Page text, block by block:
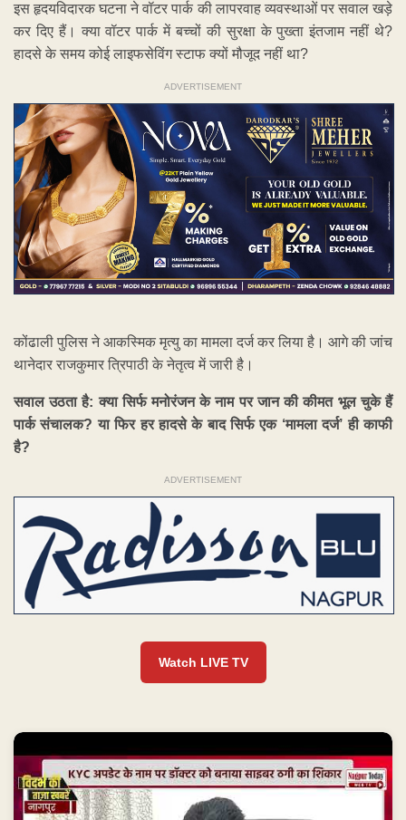
इस हृदयविदारक घटना ने वॉटर पार्क की लापरवाह व्यवस्थाओं पर सवाल खड़े
कर दिए हैं। क्या वॉटर पार्क में बच्चों की सुरक्षा के पुख्ता इंतजाम नहीं थे?
हादसे के समय कोई लाइफसेविंग स्टाफ क्यों मौजूद नहीं था?
ADVERTISEMENT
कोंढाली पुलिस ने आकस्मिक मृत्यु का मामला दर्ज कर लिया है। आगे की जांच
थानेदार राजकुमार त्रिपाठी के नेतृत्व में जारी है।
सवाल उठता है: क्या सिर्फ मनोरंजन के नाम पर जान की कीमत भूल चुके हैं
पार्क संचालक? या फिर हर हादसे के बाद सिर्फ एक ‘मामला दर्ज’ ही काफी
है?
ADVERTISEMENT
Watch LIVE TV